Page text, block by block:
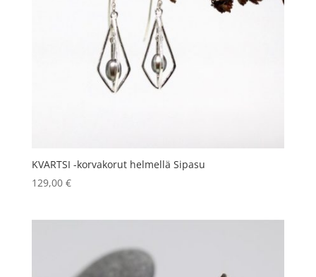
KVARTSI -korvakorut helmellä Sipasu
129,00 €